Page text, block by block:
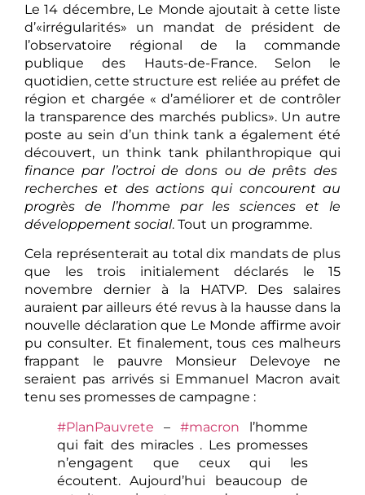
Le 14 décembre, Le Monde ajoutait à cette liste
d’«irrégularités» un mandat de président de
l’observatoire régional de la commande
publique des Hauts-de-France. Selon le
quotidien, cette structure est reliée au préfet de
région et chargée « d’améliorer et de contrôler
la transparence des marchés publics». Un autre
poste au sein d’un think tank a également été
découvert, un think tank philanthropique qui
finance par l’octroi de dons ou de prêts des
recherches et des actions qui concourent au
progrès de l’homme par les sciences et le
développement social. Tout un programme.
Cela représenterait au total dix mandats de plus
que les trois initialement déclarés le 15
novembre dernier à la HATVP. Des salaires
auraient par ailleurs été revus à la hausse dans la
nouvelle déclaration que Le Monde affirme avoir
pu consulter. Et finalement, tous ces malheurs
frappant le pauvre Monsieur Delevoye ne
seraient pas arrivés si Emmanuel Macron avait
tenu ses promesses de campagne :
#PlanPauvrete – #macron l’homme
qui fait des miracles . Les promesses
n’engagent que ceux qui les
écoutent. Aujourd’hui beaucoup de